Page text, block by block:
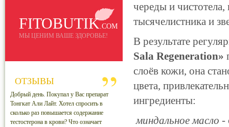
череды и
тысячелистника и
В результате
Sala Regeneration»
слоёв кожи, она
цвета,
ингредиенты:
миндальное масло -
FITOBUTIK.COM
МЫ ЦЕНИМ ВАШЕ ЗДОРОВЬЕ!
ОТЗЫВЫ
Добрый день. Покупал у Вас препарат
Тонгкат Али Лайт. Хотел спросить в
сколько раз повышается содержание
тестостерона в крови? Что означает